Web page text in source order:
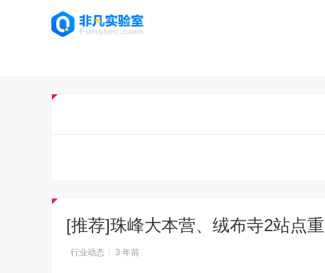
[推荐]珠峰大本营、绒布寺2站点
行业动态 3 年前